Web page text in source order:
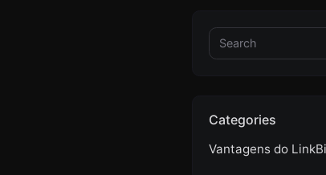
Categories
Vantagens do